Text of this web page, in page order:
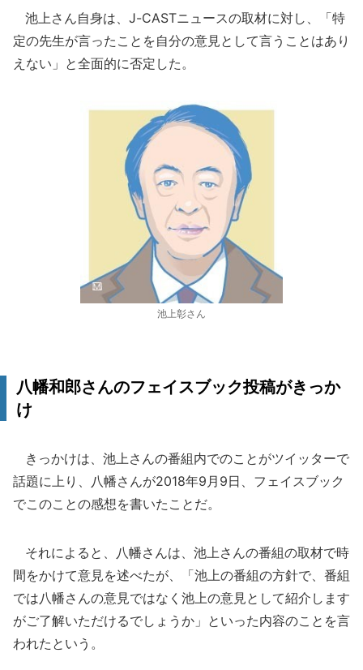
池上さん自身は、J-CASTニュースの取材に対し、「特
定の先生が言ったことを自分の意見として言うことはあり
えない」と全面的に否定した。
池上彰さん
八幡和郎さんのフェイスブック投稿がきっか
け
きっかけは、池上さんの番組内でのことがツイッターで
話題に上り、八幡さんが2018年9月9日、フェイスブック
でこのことの感想を書いたことだ。
それによると、八幡さんは、池上さんの番組の取材で時
間をかけて意見を述べたが、「池上の番組の方針で、番組
では八幡さんの意見ではなく池上の意見として紹介します
がご了解いただけるでしょうか」といった内容のことを言
われたという。